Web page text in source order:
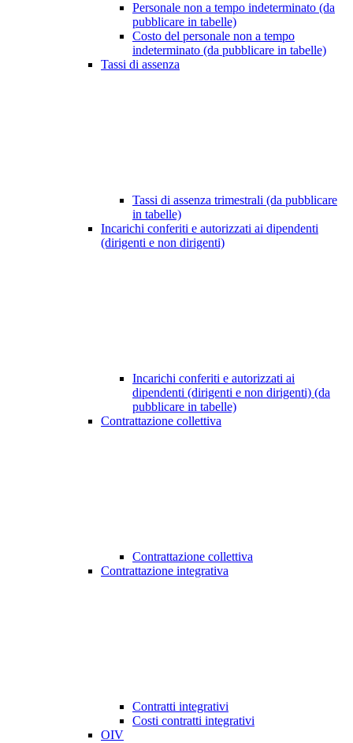
Personale non a tempo indeterminato (da
pubblicare in tabelle)
Costo del personale non a tempo
indeterminato (da pubblicare in tabelle)
Tassi di assenza
Tassi di assenza trimestrali (da pubblicare
in tabelle)
Incarichi conferiti e autorizzati ai dipendenti
(dirigenti e non dirigenti)
Incarichi conferiti e autorizzati ai
dipendenti (dirigenti e non dirigenti) (da
pubblicare in tabelle)
Contrattazione collettiva
Contrattazione collettiva
Contrattazione integrativa
Contratti integrativi
Costi contratti integrativi
OIV